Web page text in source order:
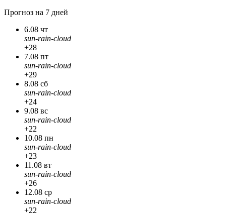
Прогноз на 7 дней
6.08 чт
sun-rain-cloud
+28
7.08 пт
sun-rain-cloud
+29
8.08 сб
sun-rain-cloud
+24
9.08 вс
sun-rain-cloud
+22
10.08 пн
sun-rain-cloud
+23
11.08 вт
sun-rain-cloud
+26
12.08 ср
sun-rain-cloud
+22